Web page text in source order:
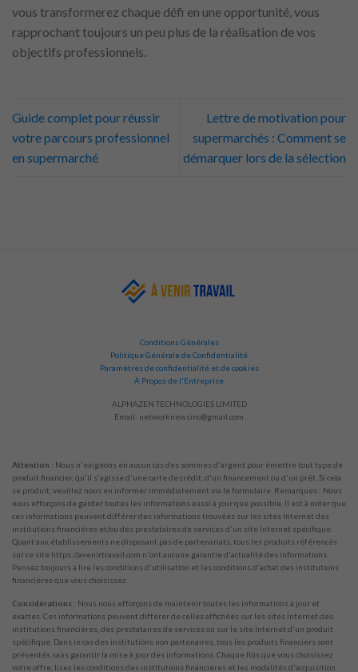
vous transformerez chaque défi en une opportunité, vous
rapprochant toujours un peu plus de la réalisation de vos
objectifs professionnels.
Guide complet pour réussir
votre parcours professionnel
en supermarché
Lettre de motivation pour
supermarchés : Comment se
démarquer lors de la sélection
Conditions Générales
Politique Générale de Confidentialité
Paramètres de confidentialité et de cookies
À Propos de l'Entreprise
ALPHAZEN TECHNOLOGIES LIMITED
Email: networknewsinc@gmail.com
Attention : Nous n'exigeons en aucun cas des sommes d'argent pour émettre tout type de
produit financier, qu'il s'agisse d'une carte de crédit, d'un financement ou d'un prêt. Si cela
se produit, veuillez nous en informer immédiatement via le formulaire. Remarques : Nous
nous efforçons de garder toutes les informations aussi à jour que possible. Il est à noter que
ces informations peuvent différer des informations trouvées sur les sites Internet des
institutions financières et/ou des prestataires de services d'un site Internet spécifique.
Quant aux établissements ne disposant pas de partenariats, tous les produits référencés
sur ce site https://avenirtravail.com n'ont aucune garantie d'actualité des informations.
Pensez toujours à lire les conditions d'utilisation et les conditions d'achat des institutions
financières que vous choisissez.
Considérations : Nous nous efforçons de maintenir toutes les informations à jour et
exactes. Ces informations peuvent différer de celles affichées sur les sites Internet des
institutions financières, des prestataires de services ou sur le site Internet d'un produit
spécifique. Dans le cas des institutions non partenaires, tous les produits financiers sont
présentés sans garantir la mise à jour des informations. Chaque fois que vous choisissez
votre offre, lisez les conditions des institutions financières et les modalités d'acquisition.